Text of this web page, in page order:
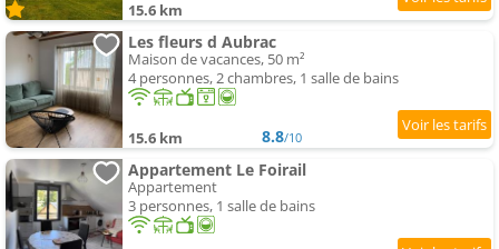
15.6 km
Les fleurs d Aubrac
Maison de vacances, 50 m²
4 personnes, 2 chambres, 1 salle de bains
15.6 km 8.8/10
Appartement Le Foirail
Appartement
3 personnes, 1 salle de bains